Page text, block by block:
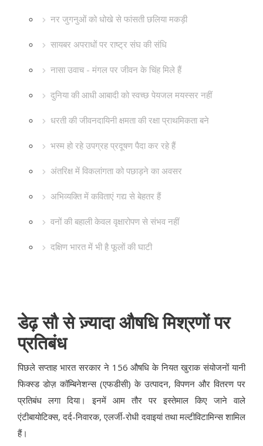
नर जुगनुओं को धोखे से फांसती छलिया मकड़ी
सायबर अपराधों पर राष्ट्र संघ की संधि
नासा उवाच - मंगल पर जीवन के चिंह मिले हैं
दुनिया की आधी आबादी को स्वच्छ पेयजल मयस्सर नहीं
धरती की जीवनदायिनी क्षमता की रक्षा प्राथमिकता बने
भस्म हो रहे उपग्रह प्रदूषण पैदा कर रहे हैं
अंतरिक्ष में विकलांगता को पछाड़ने का अवसर
अभिव्यक्ति में कविताएं गद्य से बेहतर हैं
वनों की बहाली केवल वृक्षारोपण से संभव नहीं
दक्षिण भारत में भी है फूलों की घाटी
डेढ़ सौ से ज़्यादा औषधि मिश्रणों पर
प्रतिबंध
पिछले सप्ताह भारत सरकार ने 156 औषधि के नियत खुराक संयोजनों यानी
फिक्स्ड डोज़ कॉम्बिनेशन्स (एफडीसी) के उत्पादन, विपणन और वितरण पर
प्रतिबंध लगा दिया। इनमें आम तौर पर इस्तेमाल किए जाने वाले
एंटीबायोटिक्स, दर्द-निवारक, एलर्जी-रोधी दवाइयां तथा मल्टीविटामिन्स शामिल
हैं।